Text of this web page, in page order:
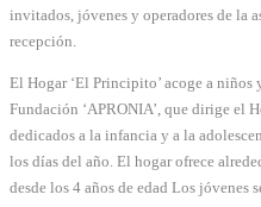
invitados, jóvenes y operadores de la
recepción.
El Hogar ‘El Principito’ acoge a niños
Fundación ‘APRONIA’, que dirige el
dedicados a la infancia y a la
los días del año. El hogar ofrece
desde los 4 años de edad Los jóvenes